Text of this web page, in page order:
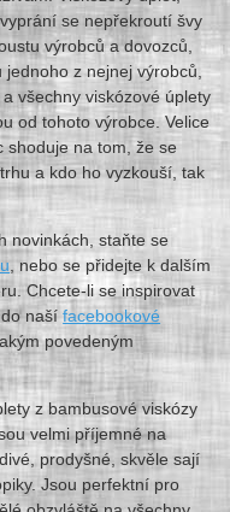
se nepřekroutí švy
výrobců a dovozců,
z nejnej výrobců,
všechny viskózové úplety
od tohoto výrobce. Velice
shoduje na tom, že se
a kdo ho vyzkouší, tak
novinkách, staňte se
, nebo se přidejte k dalším
Chcete-li se inspirovat
do našífacebookové
povedeným
z bambusové viskózy
velmi příjemné na
prodyšné, skvěle sají
Jsou perfektní pro